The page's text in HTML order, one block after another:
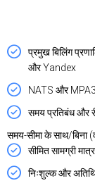
प्रमुख बिलिंग
और Yandex
NATS और MPA3
समय प्रतिबंध और
समय-सीमा के साथ/बिना
सीमित सामग्री
निःशुल्क और